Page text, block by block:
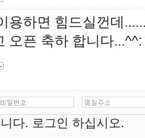
용하면 힘드실껀데
오픈 축하 합니다...^^: